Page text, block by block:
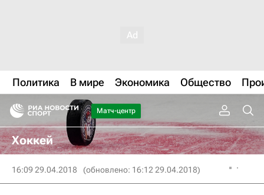
Политика В мире Экономика Общество
Матч-центр
Хоккей
16:09 29.04.2018 (обновлено: 16:12 29.04.2018)